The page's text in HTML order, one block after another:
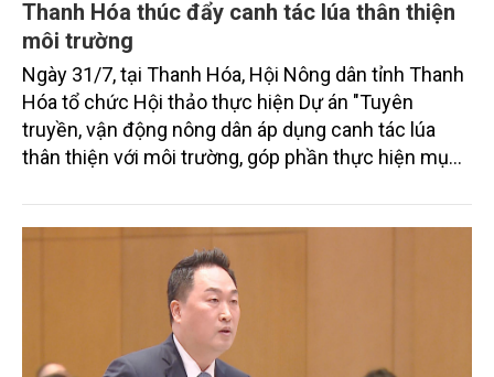
Thanh Hóa thúc đẩy canh tác lúa thân thiện
môi trường
Ngày 31/7, tại Thanh Hóa, Hội Nông dân tỉnh Thanh
Hóa tổ chức Hội thảo thực hiện Dự án "Tuyên
truyền, vận động nông dân áp dụng canh tác lúa
thân thiện với môi trường, góp phần thực hiện mục
trình thu hút sự tham gia của đông đảo đại biểu đến
từ các cơ quan quản lý nhà nước, đơn vị nghiên cứu,
doanh nghiệp, hợp tác xã và nông dân đang trực
tiếp triển khai mô hình sản xuất lúa phát thải thấp.